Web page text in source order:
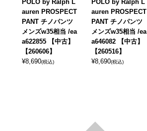
POLO by Ralph L
auren PROSPECT
PANT チノパンツ
メンズw35相当 /ea
a622855 【中古】
【260606】
¥8,690(税込)
POLO by Ralph L
auren PROSPECT
PANT チノパンツ
メンズw35相当 /ea
a646082 【中古】
【260516】
¥8,690(税込)